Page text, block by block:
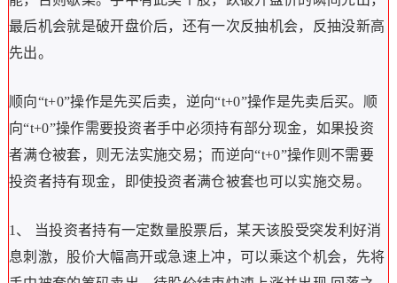
最后机会就是破开盘价后，还有一次反抽机会，反抽没新高
先出。
顺向“t+0”操作是先买后卖，逆向“t+0”操作是先卖后买。顺
向“t+0”操作需要投资者手中必须持有部分现金，如果投资
者满仓被套，则无法实施交易；而逆向“t+0”操作则不需要
投资者持有现金，即使投资者满仓被套也可以实施交易。
1、 当投资者持有一定数量股票后，某天该股受突发利好消
息刺激，股价大幅高开或急速上冲，可以乘这个机会，先将